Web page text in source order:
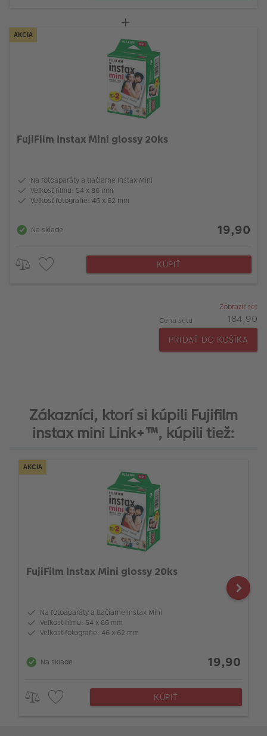
AKCIA
FujiFilm Instax Mini glossy 20ks
Na fotoaparáty a tlačiarne Instax Mini
Veľkosť filmu: 54 x 86 mm
Veľkosť fotografie: 46 x 62 mm
Na sklade 19,90
KÚPIŤ
Zobraziť set
Cena setu
184,90
PRIDAŤ DO KOŠÍKA
Zákazníci, ktorí si kúpili Fujifilm
instax mini Link+™, kúpili tiež:
AKCIA
FujiFilm Instax Mini glossy 20ks
Na fotoaparáty a tlačiarne Instax Mini
Veľkosť filmu: 54 x 86 mm
Veľkosť fotografie: 46 x 62 mm
Na sklade 19,90
KÚPIŤ